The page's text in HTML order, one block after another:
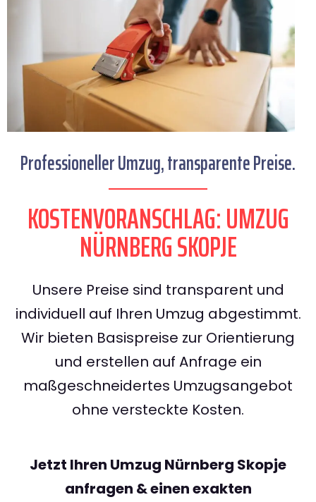
Professioneller Umzug, transparente Preise.
KOSTENVORANSCHLAG: UMZUG
NÜRNBERG SKOPJE
Unsere Preise sind transparent und
individuell auf Ihren Umzug abgestimmt.
Wir bieten Basispreise zur Orientierung
und erstellen auf Anfrage ein
maßgeschneidertes Umzugsangebot
ohne versteckte Kosten.
Jetzt Ihren Umzug Nürnberg Skopje
anfragen & einen exakten